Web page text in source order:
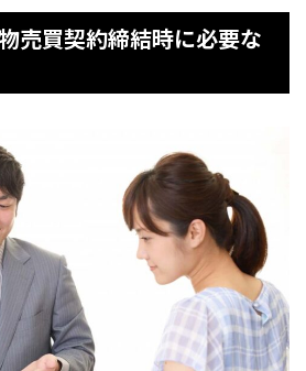
売買契約締結時に必要な